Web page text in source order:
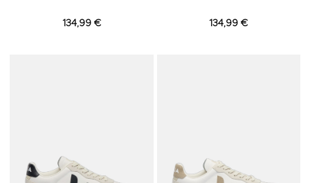
134,99 € 134,99 €